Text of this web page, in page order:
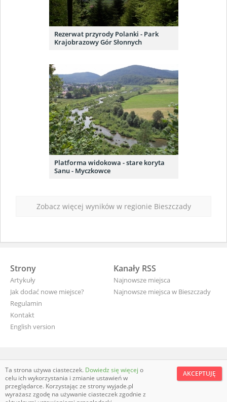
Rezerwat przyrody Polanki - Park
Krajobrazowy Gór Słonnych
Platforma widokowa - stare koryta
Sanu - Myczkowce
Zobacz więcej wyników w regionie Bieszczady
Strony
Artykuły
Jak dodać nowe miejsce?
Regulamin
Kontakt
English version
Kanały RSS
Najnowsze miejsca
Najnowsze miejsca w Bieszczady
wyjade.pl - turystyczna Polska
AKCEPTUJĘ
Ta strona używa ciasteczek. Dowiedz się więcej o
celu ich wykorzystania i zmianie ustawień w
przeglądarce. Korzystając ze strony wyjade.pl
wyrażasz zgodę na używanie ciasteczek zgodnie z